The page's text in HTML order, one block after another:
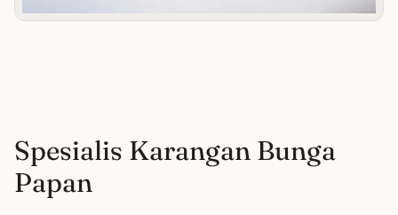
Spesialis Karangan Bunga
Papan